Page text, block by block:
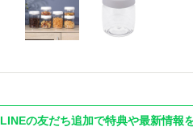
LINEの友だち追加で特典や最新情報